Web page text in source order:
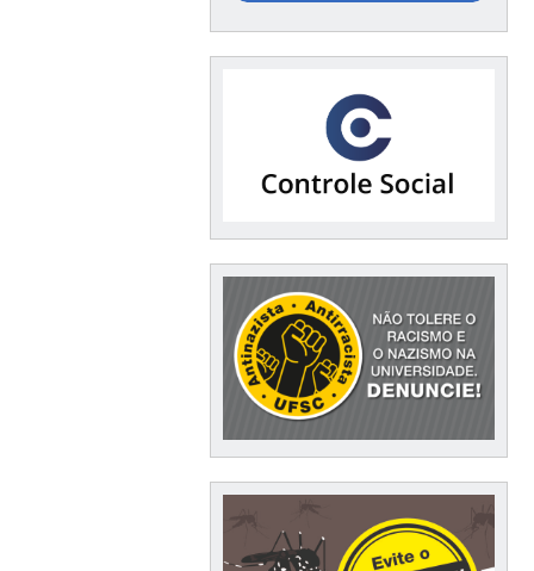
Documentação /
Financeiro / Compras